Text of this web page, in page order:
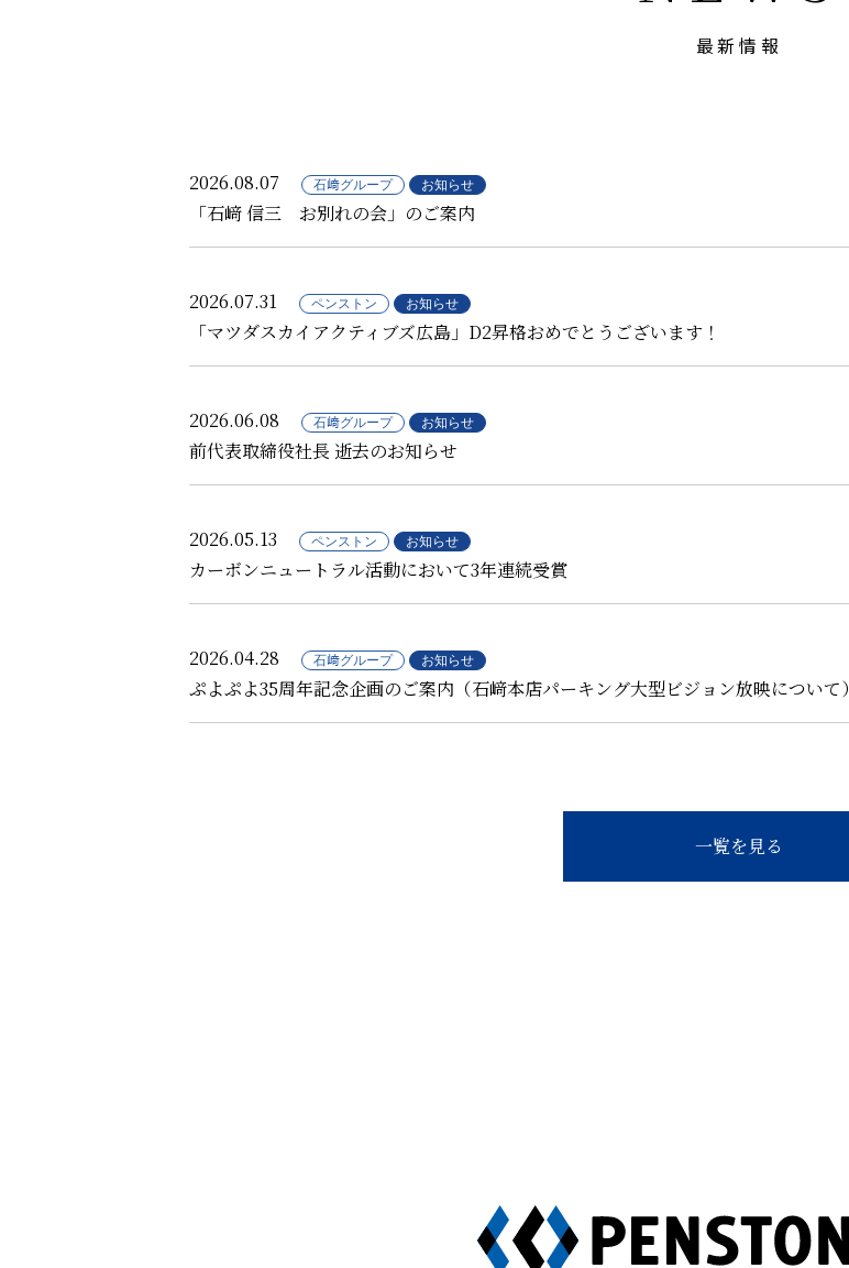
最新情報
2026.08.07 石﨑グループ お知らせ
「石﨑 信三 お別れの会」のご案内
2026.07.31 ペンストン お知らせ
「マツダスカイアクティブズ広島」D2昇格おめでとうございます！
2026.06.08 石﨑グループ お知らせ
前代表取締役社長 逝去のお知らせ
2026.05.13 ペンストン お知らせ
カーボンニュートラル活動において3年連続受賞
2026.04.28 石﨑グループ お知らせ
ぷよぷよ35周年記念企画のご案内（石﨑本店パーキング大型ビジョン放映について）
一覧を見る